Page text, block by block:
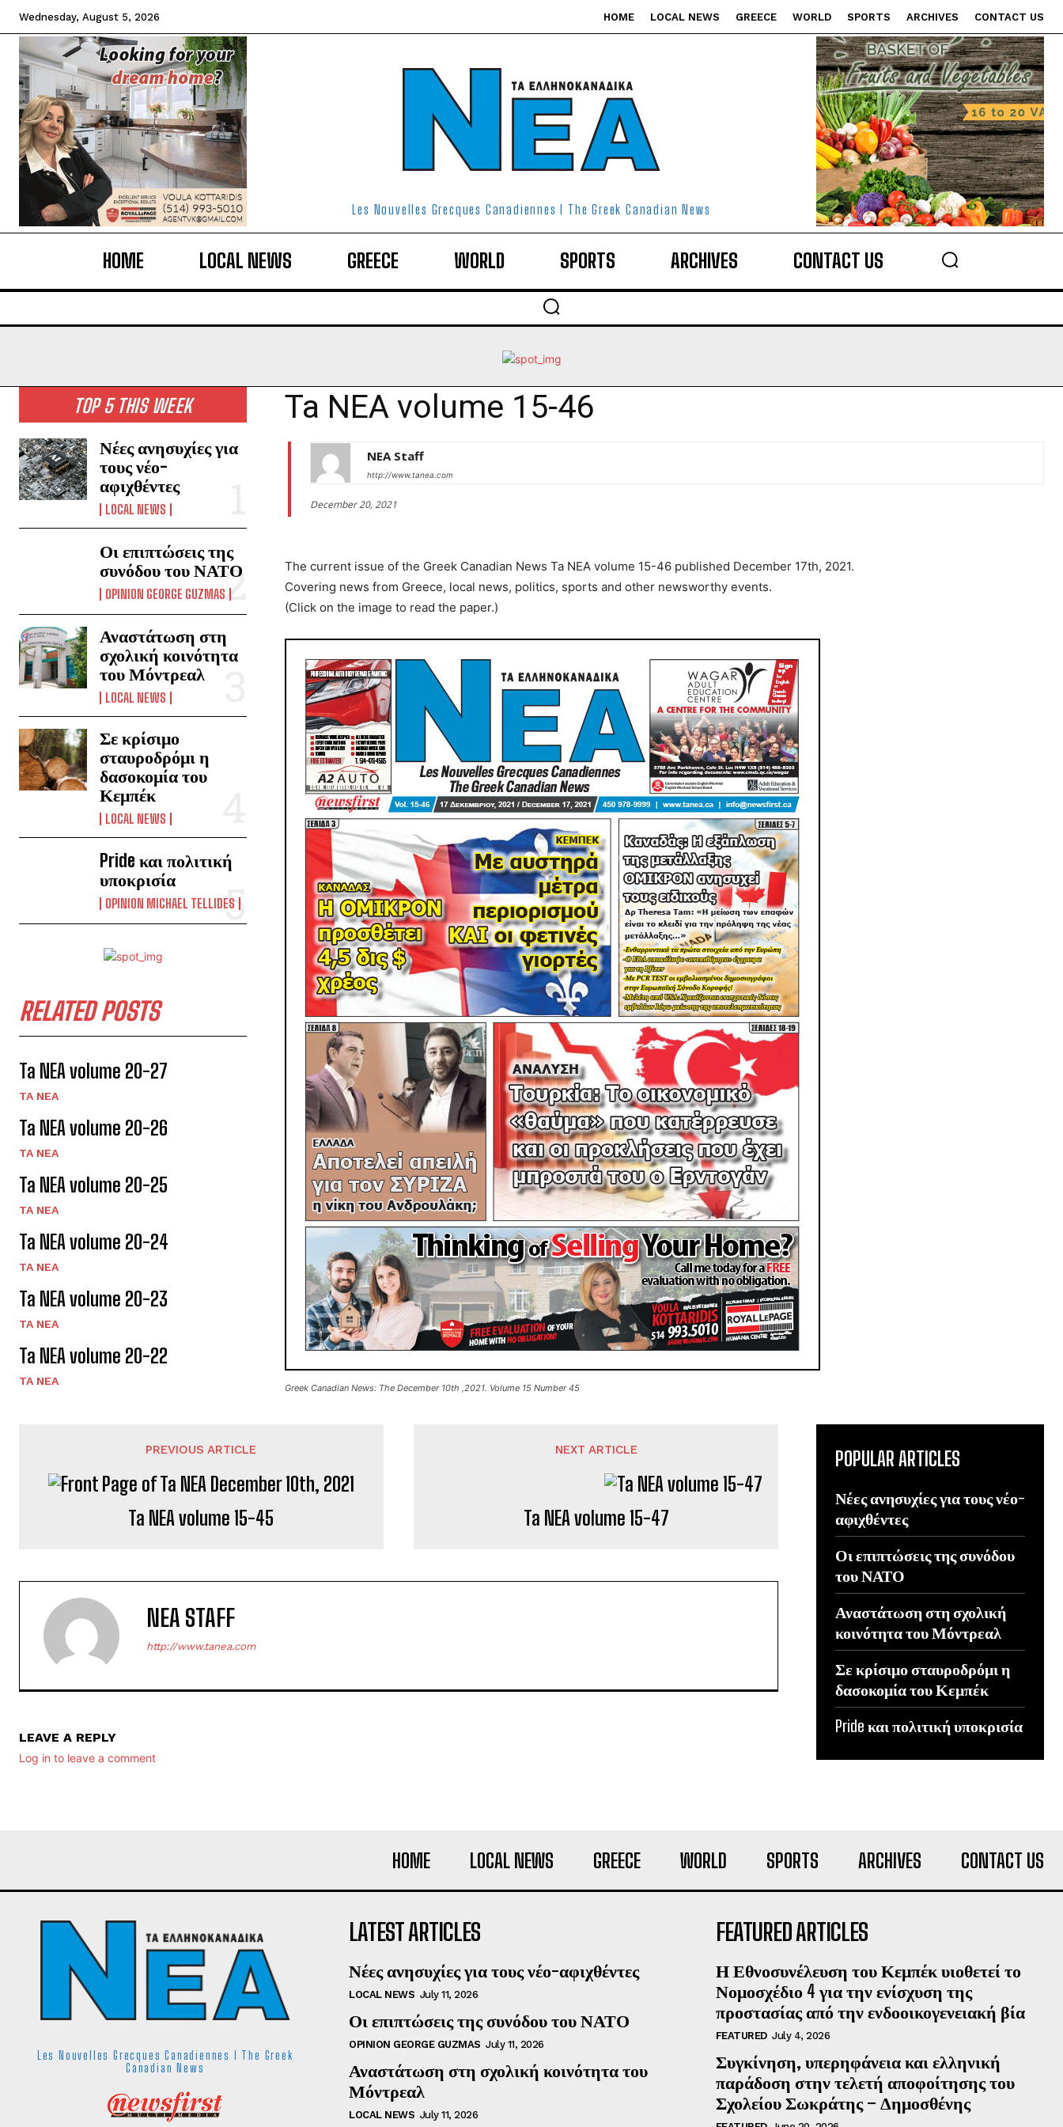
Wednesday, August 5, 2026 HOME LOCAL NEWS GREECE WORLD SPORTS ARCHIVES CONTACT US
Les Nouvelles Grecques Canadiennes I The Greek Canadian News
HOME LOCAL NEWS GREECE WORLD SPORTS ARCHIVES CONTACT US
TOP 5 THIS WEEK
Νέες ανησυχίες για
τους νέο-
αφιχθέντες
LOCAL NEWS
Οι επιπτώσεις της
συνόδου του ΝΑΤΟ
OPINION GEORGE GUZMAS
Αναστάτωση στη
σχολική κοινότητα
του Μόντρεαλ
LOCAL NEWS
Σε κρίσιμο
σταυροδρόμι η
δασοκομία του
Κεμπέκ
LOCAL NEWS
Pride και πολιτική
υποκρισία
OPINION MICHAEL TELLIDES
RELATED POSTS
Ta NEA volume 20-27
TA NEA
Ta NEA volume 20-26
TA NEA
Ta NEA volume 20-25
TA NEA
Ta NEA volume 20-24
TA NEA
Ta NEA volume 20-23
TA NEA
Ta NEA volume 20-22
TA NEA
Ta NEA volume 15-46
NEA Staff
http://www.tanea.com
December 20, 2021
The current issue of the Greek Canadian News Ta NEA volume 15-46 published December 17th, 2021.
Covering news from Greece, local news, politics, sports and other newsworthy events.
(Click on the image to read the paper.)
Greek Canadian News: The December 10th ,2021. Volume 15 Number 45
PREVIOUS ARTICLE
Ta NEA volume 15-45
NEXT ARTICLE
Ta NEA volume 15-47
NEA STAFF
http://www.tanea.com
LEAVE A REPLY
Log in to leave a comment
POPULAR ARTICLES
Νέες ανησυχίες για τους νέο-
αφιχθέντες
Οι επιπτώσεις της συνόδου
του ΝΑΤΟ
Αναστάτωση στη σχολική
κοινότητα του Μόντρεαλ
Σε κρίσιμο σταυροδρόμι η
δασοκομία του Κεμπέκ
Pride και πολιτική υποκρισία
HOME LOCAL NEWS GREECE WORLD SPORTS ARCHIVES CONTACT US
Les Nouvelles Grecques Canadiennes I The Greek
Canadian News
LATEST ARTICLES
Νέες ανησυχίες για τους νέο-αφιχθέντες
LOCAL NEWS July 11, 2026
Οι επιπτώσεις της συνόδου του ΝΑΤΟ
OPINION GEORGE GUZMAS July 11, 2026
Αναστάτωση στη σχολική κοινότητα του
Μόντρεαλ
LOCAL NEWS July 11, 2026
FEATURED ARTICLES
Η Εθνοσυνέλευση του Κεμπέκ υιοθετεί το
Νομοσχέδιο 4 για την ενίσχυση της
προστασίας από την ενδοοικογενειακή βία
FEATURED July 4, 2026
Συγκίνηση, υπερηφάνεια και ελληνική
παράδοση στην τελετή αποφοίτησης του
Σχολείου Σωκράτης – Δημοσθένης